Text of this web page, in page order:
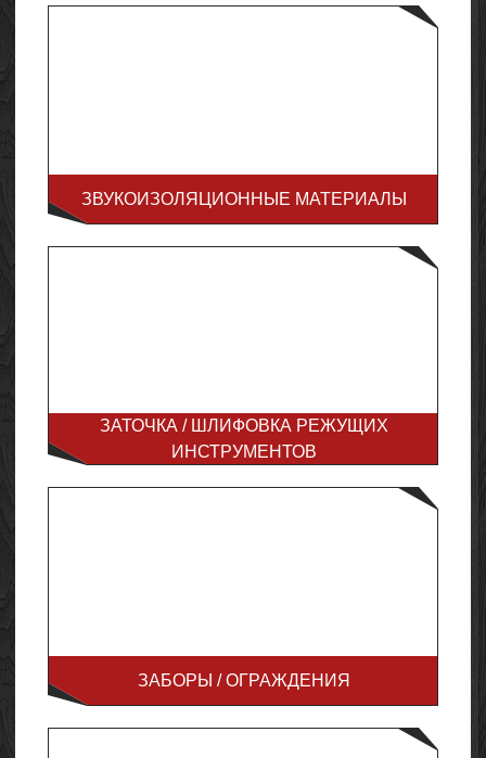
ЗВУКОИЗОЛЯЦИОННЫЕ МАТЕРИАЛЫ
ЗАТОЧКА / ШЛИФОВКА РЕЖУЩИХ
ИНСТРУМЕНТОВ
ЗАБОРЫ / ОГРАЖДЕНИЯ